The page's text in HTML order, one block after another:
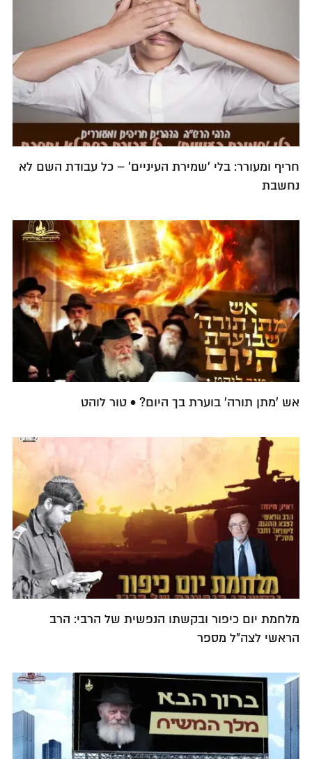
חריף ומעורר: בלי 'שמירת העיניים' – כל עבודת השם לא
נחשבת
אש 'מתן תורה' בוערת בך היום? • טור לוהט
מלחמת יום כיפור ובקשתו הנפשית של הרבי: הרב
הראשי לצה"ל מספר